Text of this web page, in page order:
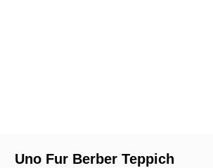
Uno Fur Berber Teppich